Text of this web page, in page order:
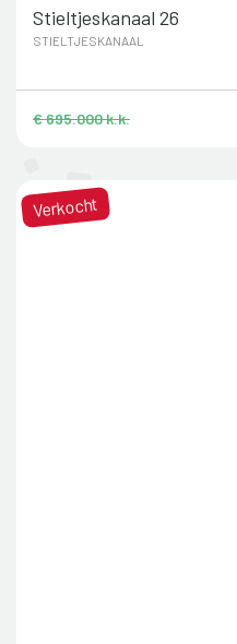
Stieltjeskanaal 26
STIELTJESKANAAL
€ 695.000 k.k.
Verkocht